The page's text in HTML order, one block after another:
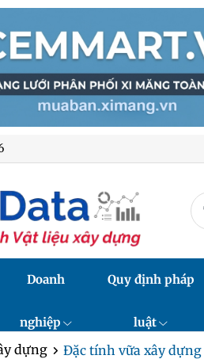
Doanh
nghiệp
Quy định pháp
luật
dựng Đặc tính vữa xây dựng